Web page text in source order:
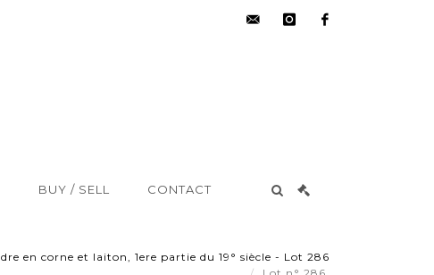
BUY / SELL CONTACT
en corne et laiton, 1ere partie du 19° siècle - Lot 286